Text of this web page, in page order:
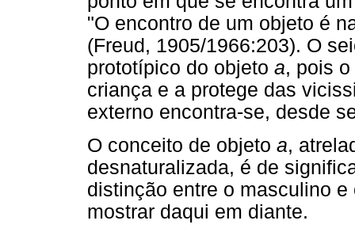
"O encontro de um objeto é
(Freud, 1905/1966:203). O
prototípico do objeto a, pois
criança e a protege das
externo encontra-se, desde
O conceito de objeto a,
desnaturalizada, é de
distinção entre o masculino
mostrar daqui em diante.